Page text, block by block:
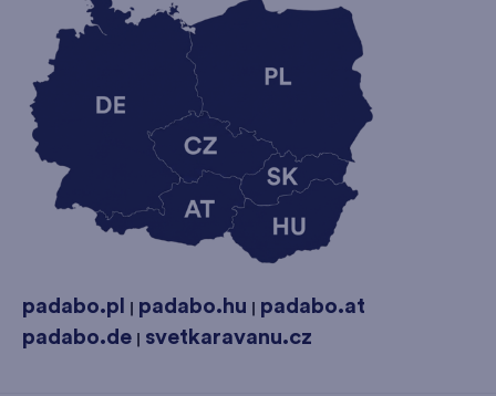
padabo.pl | padabo.hu | padabo.at
padabo.de | svetkaravanu.cz